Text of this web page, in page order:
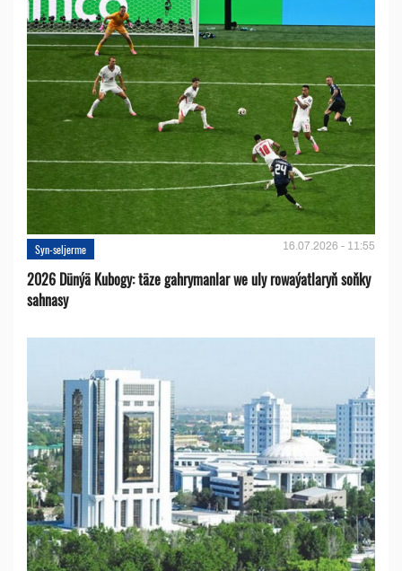
Syn-seljerme 16.07.2026 - 11:55
2026 Dünýä Kubogy: täze gahrymanlar we uly rowaýatlaryň soňky
sahnasy